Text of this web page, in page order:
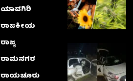
ಯಾದಗಿರಿ
ರಾಜಕೀಯ
ರಾಜ್ಯ
ರಾಮನಗರ
ರಾಯಚೂರು